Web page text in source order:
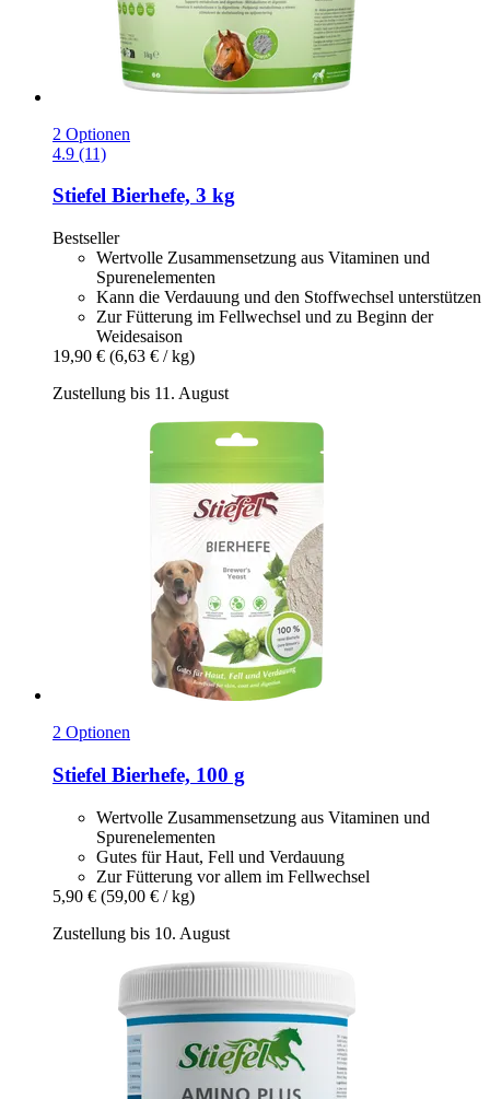
2 Optionen
4.9 (11)
Stiefel Bierhefe, 3 kg
Bestseller
Wertvolle Zusammensetzung aus Vitaminen und
Spurenelementen
Kann die Verdauung und den Stoffwechsel unterstützen
Zur Fütterung im Fellwechsel und zu Beginn der
Weidesaison
19,90 € (6,63 € / kg)
Zustellung bis 11. August
2 Optionen
Stiefel Bierhefe, 100 g
Wertvolle Zusammensetzung aus Vitaminen und
Spurenelementen
Gutes für Haut, Fell und Verdauung
Zur Fütterung vor allem im Fellwechsel
5,90 € (59,00 € / kg)
Zustellung bis 10. August